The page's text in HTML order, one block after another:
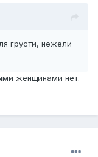
грусти, нежели
женщинами нет.